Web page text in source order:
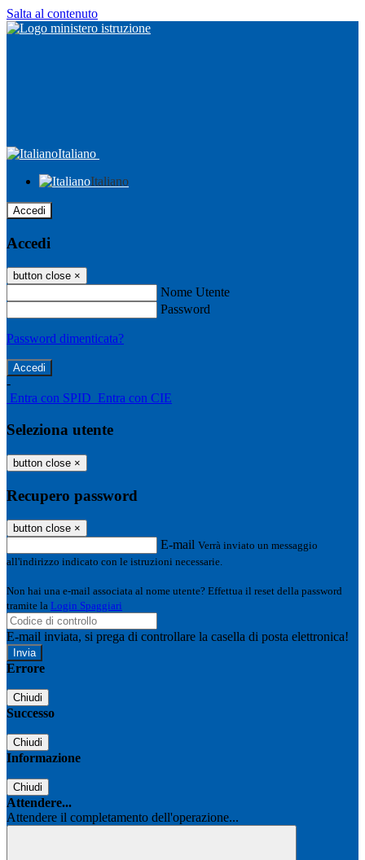
Salta al contenuto
Italiano
Italiano
Accedi
Accedi
button close ×
Nome Utente
Password
Password dimenticata?
-
Entra con SPID Entra con CIE
Seleziona utente
button close ×
Recupero password
button close ×
E-mail Verrà inviato un messaggio
all'indirizzo indicato con le istruzioni necessarie.
Non hai una e-mail associata al nome utente? Effettua il reset della password
tramite la Login Spaggiari
E-mail inviata, si prega di controllare la casella di posta elettronica!
Errore
Chiudi
Successo
Chiudi
Informazione
Chiudi
Attendere...
Attendere il completamento dell'operazione...